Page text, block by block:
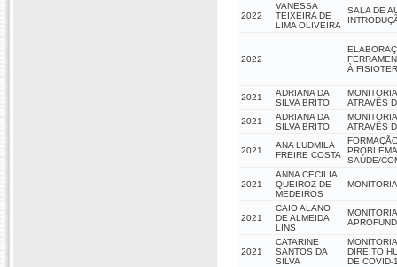
2022
VANESSA
TEIXEIRA DE
LIMA OLIVEIRA
SALA DE
2022
À
2021
ADRIANA DA
SILVA BRITO
ATRAVÉS
2021
ADRIANA DA
SILVA BRITO
ATRAVÉS
2021
ANA LUDMILA
FREIRE COSTA
SAÚDE/
2021
ANNA CECILIA
QUEIROZ DE
MEDEIROS
2021
CAIO ALANO
DE ALMEIDA
LINS
2021
CATARINE
SANTOS DA
SILVA
DIREITO
DE COVID-